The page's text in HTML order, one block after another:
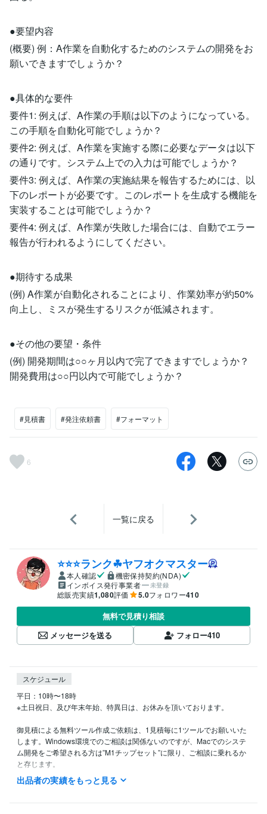
●要望内容
(概要) 例：A作業を自動化するためのシステムの開発をお
願いできますでしょうか？
●具体的な要件
要件1: 例えば、A作業の手順は以下のようになっている。
この手順を自動化可能でしょうか？
要件2: 例えば、A作業を実施する際に必要なデータは以下
の通りです。システム上での入力は可能でしょうか？
要件3: 例えば、A作業の実施結果を報告するためには、以
下のレポートが必要です。このレポートを生成する機能を
実装することは可能でしょうか？
要件4: 例えば、A作業が失敗した場合には、自動でエラー
報告が行われるようにしてください。
●期待する成果
(例) A作業が自動化されることにより、作業効率が約50%
向上し、ミスが発生するリスクが低減されます。
●その他の要望・条件
(例) 開発期間は○○ヶ月以内で完了できますでしょうか？
開発費用は○○円以内で可能でしょうか？
#見積書 #発注依頼書 #フォーマット
6
一覧に戻る
⭐️⭐️⭐️ランク☘ヤフオクマスター
本人確認
機密保持契約(NDA)
インボイス発行事業者
未登録
総販売実績1,080評価 5.0フォロワー410
無料で見積り相談
メッセージを送る
フォロー410
スケジュール
平日：10時〜18時
※土日祝日、及び年末年始、特異日は、お休みを頂いております。
御見積による無料ツール作成ご依頼は、1見積毎に1ツールでお願いいた
します。Windows環境でのご相談は関係ないのですが、Macでのシステ
ム開発をご希望される方は”M1チップセット”に限り、ご相談に乗れるか
と存じます。
経験職種
経営・マネジメント / 経営者・CEO・COO 経験年数 : 10年
出品者の実績をもっと見る